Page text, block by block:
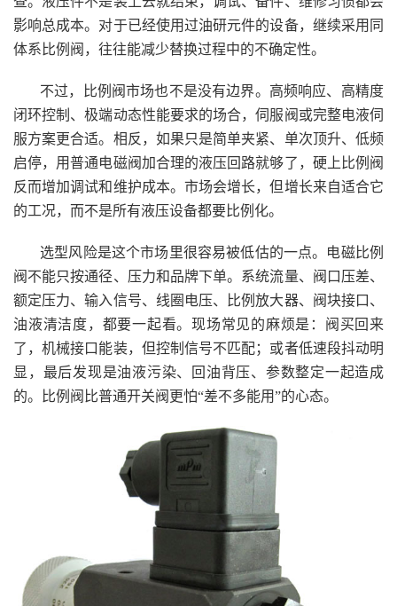
影响总成本。对于已经使用过油研元件的设备，继续采用同
体系比例阀，往往能减少替换过程中的不确定性。
不过，比例阀市场也不是没有边界。高频响应、高精度
闭环控制、极端动态性能要求的场合，伺服阀或完整电液伺
服方案更合适。相反，如果只是简单夹紧、单次顶升、低频
启停，用普通电磁阀加合理的液压回路就够了，硬上比例阀
反而增加调试和维护成本。市场会增长，但增长来自适合它
的工况，而不是所有液压设备都要比例化。
选型风险是这个市场里很容易被低估的一点。电磁比例
阀不能只按通径、压力和品牌下单。系统流量、阀口压差、
额定压力、输入信号、线圈电压、比例放大器、阀块接口、
油液清洁度，都要一起看。现场常见的麻烦是：阀买回来
了，机械接口能装，但控制信号不匹配；或者低速段抖动明
显，最后发现是油液污染、回油背压、参数整定一起造成
的。比例阀比普通开关阀更怕“差不多能用”的心态。